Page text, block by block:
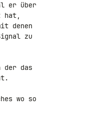
er über
hat,
denen
zu
der das
wo so